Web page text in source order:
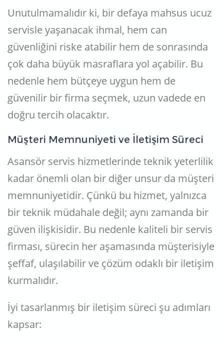
Unutulmamalıdır ki, bir defaya mahsus ucuz
servisle yaşanacak ihmal, hem can
güvenliğini riske atabilir hem de sonrasında
çok daha büyük masraflara yol açabilir. Bu
nedenle hem bütçeye uygun hem de
güvenilir bir firma seçmek, uzun vadede en
doğru tercih olacaktır.
Müşteri Memnuniyeti ve İletişim Süreci
Asansör servis hizmetlerinde teknik yeterlilik
kadar önemli olan bir diğer unsur da müşteri
memnuniyetidir. Çünkü bu hizmet, yalnızca
bir teknik müdahale değil; aynı zamanda bir
güven ilişkisidir. Bu nedenle kaliteli bir servis
firması, sürecin her aşamasında müşterisiyle
şeffaf, ulaşılabilir ve çözüm odaklı bir iletişim
kurmalıdır.
İyi tasarlanmış bir iletişim süreci şu adımları
kapsar: